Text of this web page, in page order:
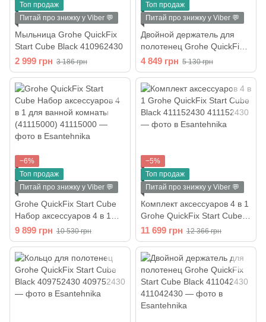
Топ продаж
Питай про знижку у Viber 💬
Мыльница Grohe QuickFix
Start Cube Black 410962430
2 999 грн 3 186 грн
Топ продаж
Питай про знижку у Viber 💬
Двойной держатель для
полотенец Grohe QuickFix
Start Cube Black 409762430
4 849 грн 5 130 грн
−6%
Топ продаж
Питай про знижку у Viber 💬
Grohe QuickFix Start Cube
Набор аксессуаров 4 в 1
для ванной комнаты
(41115000)
9 899 грн 10 530 грн
−5%
Топ продаж
Питай про знижку у Viber 💬
Комплект аксессуаров 4 в 1
Grohe QuickFix Start Cube
Black 411152430
11 699 грн 12 366 грн